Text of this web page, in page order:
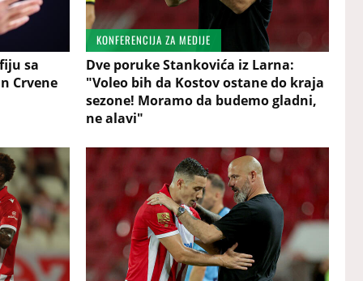
sa
Crvene
KONFERENCIJA ZA MEDIJE
Dve poruke Stankovića iz Larna:
"Voleo bih da Kostov ostane do kraja
sezone! Moramo da budemo gladni,
ne alavi"